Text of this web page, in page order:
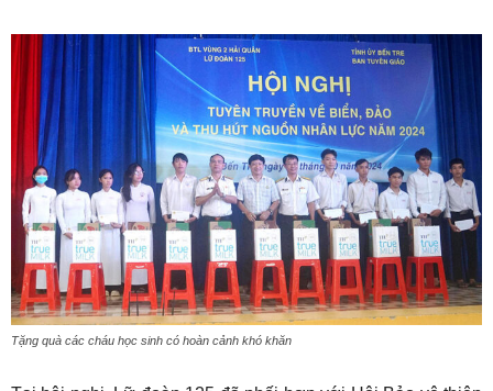
Tặng quà các cháu học sinh có hoàn cảnh khó khăn